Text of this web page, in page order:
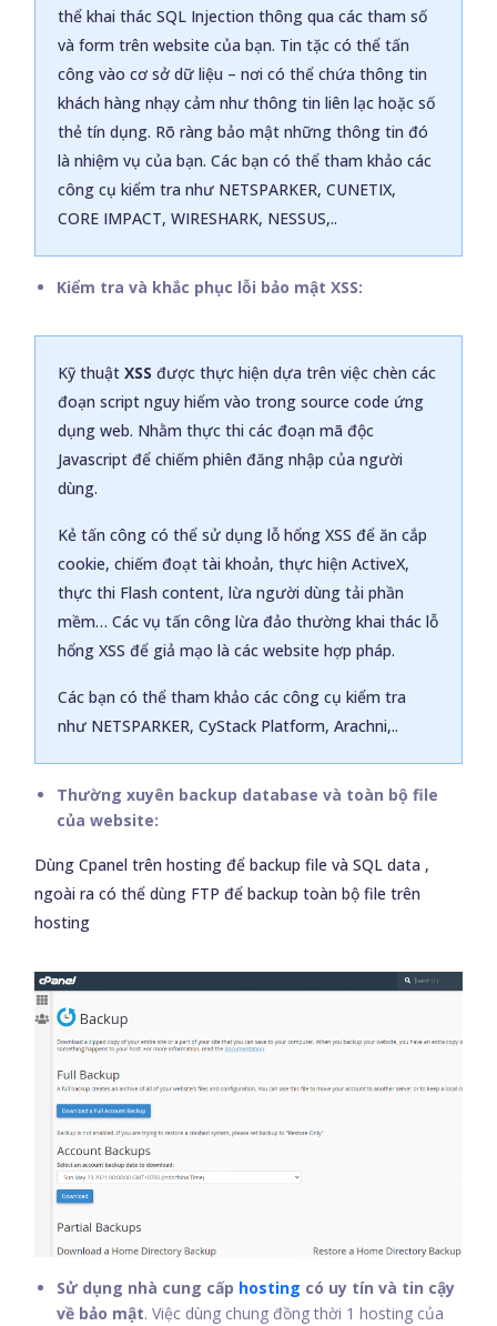
thể khai thác SQL Injection thông qua các tham số
và form trên website của bạn. Tin tặc có thể tấn
công vào cơ sở dữ liệu – nơi có thể chứa thông tin
khách hàng nhạy cảm như thông tin liên lạc hoặc số
thẻ tín dụng. Rõ ràng bảo mật những thông tin đó
là nhiệm vụ của bạn. Các bạn có thể tham khảo các
công cụ kiểm tra như NETSPARKER, CUNETIX,
CORE IMPACT, WIRESHARK, NESSUS,..
Kiểm tra và khắc phục lỗi bảo mật XSS:
Kỹ thuậtXSS được thực hiện dựa trên việc chèn các
đoạn script nguy hiểm vào trong source code ứng
dụng web. Nhằm thực thi các đoạn mã độc
Javascript để chiếm phiên đăng nhập của người
dùng.
Kẻ tấn công có thể sử dụng lỗ hổng XSS để ăn cắp
cookie, chiếm đoạt tài khoản, thực hiện ActiveX,
thực thi Flash content, lừa người dùng tải phần
mềm… Các vụ tấn công lừa đảo thường khai thác lỗ
hổng XSS để giả mạo là các website hợp pháp.
Các bạn có thể tham khảo các công cụ kiểm tra
như NETSPARKER, CyStack Platform, Arachni,..
Thường xuyên backup database và toàn bộ file
của website:
Dùng Cpanel trên hosting để backup file và SQL data ,
ngoài ra có thể dùng FTP để backup toàn bộ file trên
hosting
Sử dụng nhà cung cấp hosting có uy tín và tin cậy
về bảo mật. Việc dùng chung đồng thời 1 hosting của